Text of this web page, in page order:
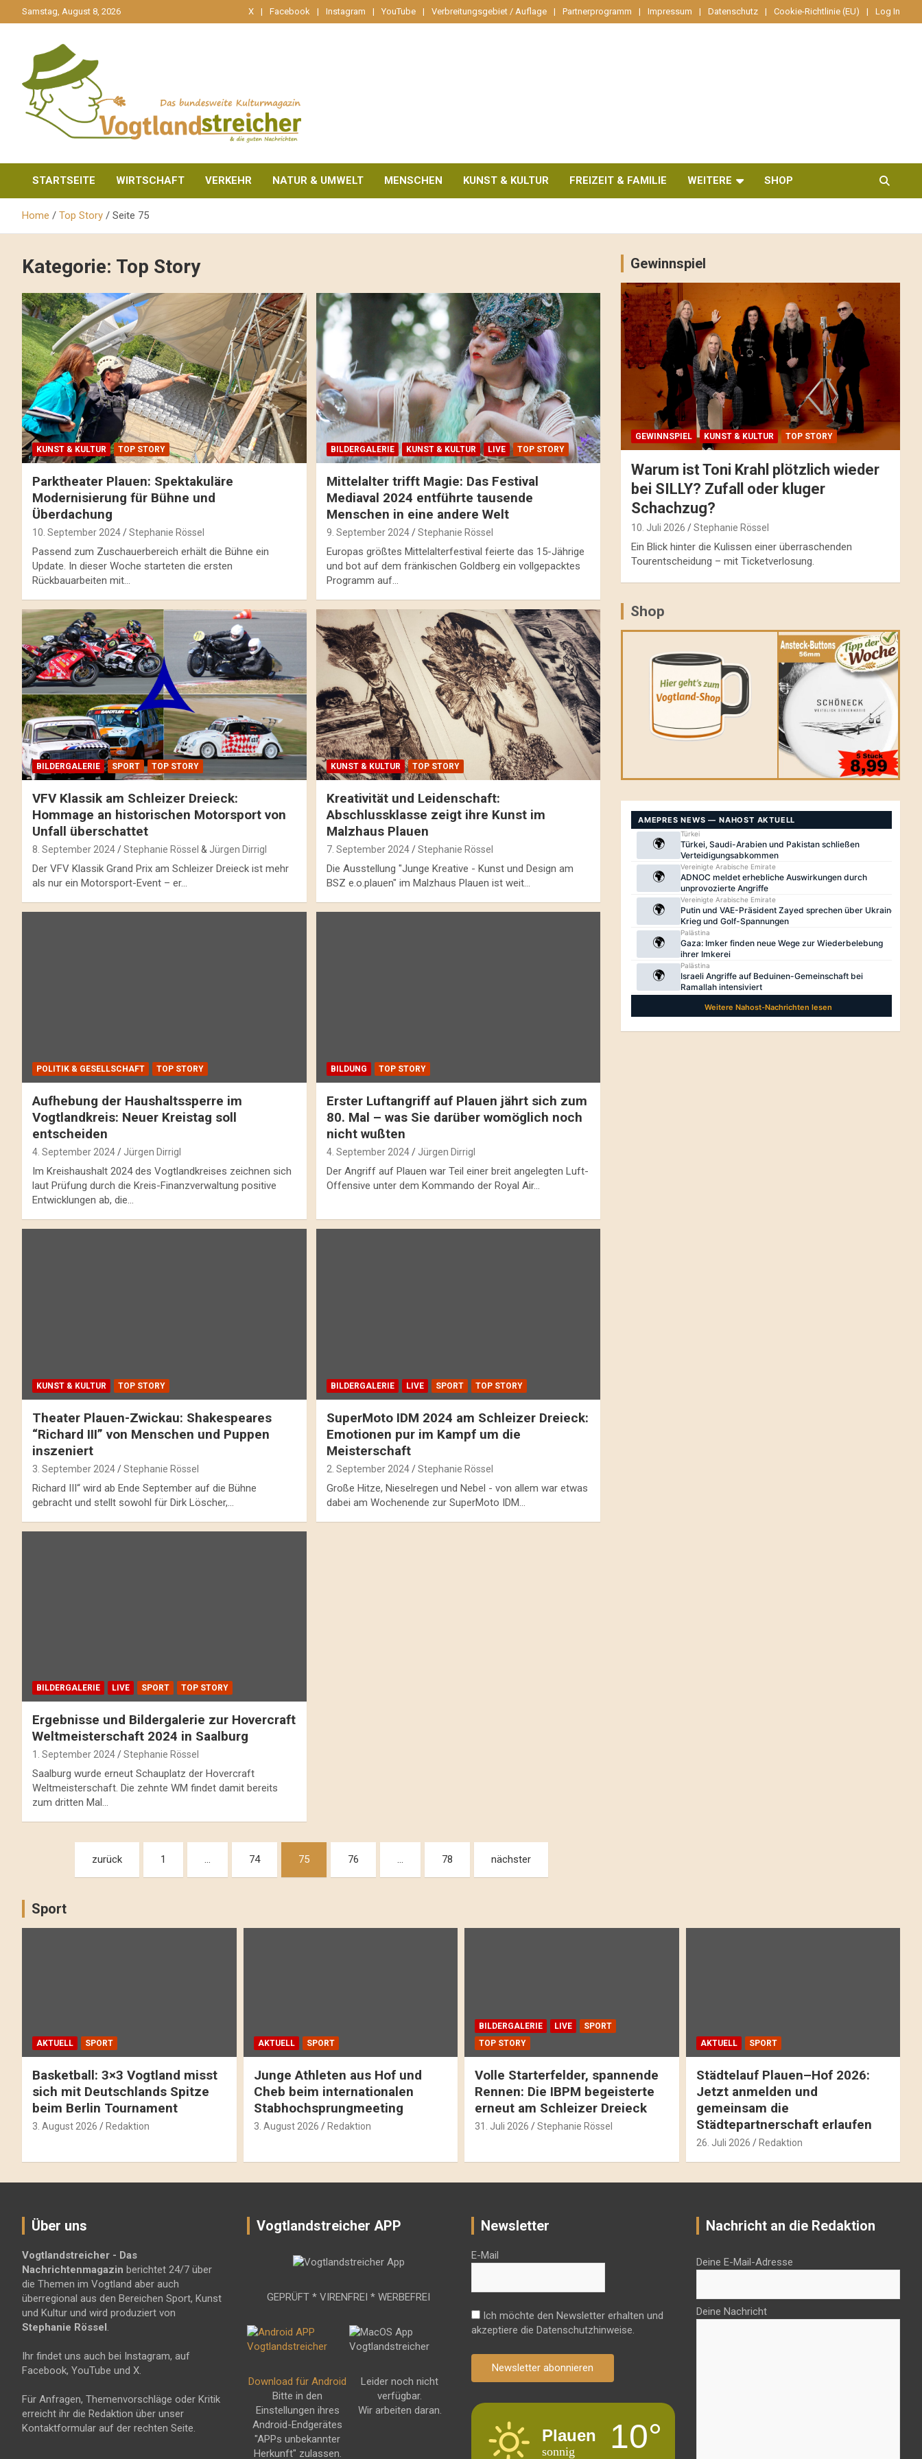
zum
Samstag, August 8, 2026 X Facebook Instagram YouTube Verbreitungsgebiet / Auflage Partnerprogramm Impressum Datenschutz Cookie-Richtlinie (EU) Log In
Vogtlandstreicher
STARTSEITE WIRTSCHAFT VERKEHR NATUR & UMWELT MENSCHEN KUNST & KULTUR FREIZEIT & FAMILIE WEITERE SHOP
Home Top Story Seite 75
Kategorie: Top Story
KUNST & KULTUR TOP STORY
Parktheater Plauen: Spektakuläre
Modernisierung für Bühne und
Überdachung
10. September 2024 Stephanie Rössel
Passend zum Zuschauerbereich erhält die Bühne ein
Update. In dieser Woche starteten die ersten
Rückbauarbeiten mit…
BILDERGALERIE KUNST & KULTUR LIVE TOP STORY
Mittelalter trifft Magie: Das Festival
Mediaval 2024 entführte tausende
Menschen in eine andere Welt
9. September 2024 Stephanie Rössel
Europas größtes Mittelalterfestival feierte das 15-Jährige
und bot auf dem fränkischen Goldberg ein vollgepacktes
Programm auf…
BILDERGALERIE SPORT TOP STORY
VFV Klassik am Schleizer Dreieck:
Hommage an historischen Motorsport von
Unfall überschattet
8. September 2024 Stephanie Rössel & Jürgen Dirrigl
Der VFV Klassik Grand Prix am Schleizer Dreieck ist mehr
als nur ein Motorsport-Event – er…
KUNST & KULTUR TOP STORY
Kreativität und Leidenschaft:
Abschlussklasse zeigt ihre Kunst im
Malzhaus Plauen
7. September 2024 Stephanie Rössel
Die Ausstellung "Junge Kreative - Kunst und Design am
BSZ e.o.plauen" im Malzhaus Plauen ist weit…
POLITIK & GESELLSCHAFT TOP STORY
Aufhebung der Haushaltssperre im
Vogtlandkreis: Neuer Kreistag soll
entscheiden
4. September 2024 Jürgen Dirrigl
Im Kreishaushalt 2024 des Vogtlandkreises zeichnen sich
laut Prüfung durch die Kreis-Finanzverwaltung positive
Entwicklungen ab, die…
BILDUNG TOP STORY
Erster Luftangriff auf Plauen jährt sich zum
80. Mal – was Sie darüber womöglich noch
nicht wußten
4. September 2024 Jürgen Dirrigl
Der Angriff auf Plauen war Teil einer breit angelegten Luft-
Offensive unter dem Kommando der Royal Air…
KUNST & KULTUR TOP STORY
Theater Plauen-Zwickau: Shakespeares
“Richard III” von Menschen und Puppen
inszeniert
3. September 2024 Stephanie Rössel
Richard III“ wird ab Ende September auf die Bühne
gebracht und stellt sowohl für Dirk Löscher,…
BILDERGALERIE LIVE SPORT TOP STORY
SuperMoto IDM 2024 am Schleizer Dreieck:
Emotionen pur im Kampf um die
Meisterschaft
2. September 2024 Stephanie Rössel
Große Hitze, Nieselregen und Nebel - von allem war etwas
dabei am Wochenende zur SuperMoto IDM…
BILDERGALERIE LIVE SPORT TOP STORY
Ergebnisse und Bildergalerie zur Hovercraft
Weltmeisterschaft 2024 in Saalburg
1. September 2024 Stephanie Rössel
Saalburg wurde erneut Schauplatz der Hovercraft
Weltmeisterschaft. Die zehnte WM findet damit bereits
zum dritten Mal…
Beitragsnavigation
zurück 1 … 74 75 76 … 78 nächster
Gewinnspiel
GEWINNSPIEL KUNST & KULTUR TOP STORY
Warum ist Toni Krahl plötzlich wieder
bei SILLY? Zufall oder kluger
Schachzug?
10. Juli 2026 Stephanie Rössel
Ein Blick hinter die Kulissen einer überraschenden
Tourentscheidung – mit Ticketverlosung.
Shop
Sport
AKTUELL SPORT
Basketball: 3×3 Vogtland misst
sich mit Deutschlands Spitze
beim Berlin Tournament
3. August 2026 Redaktion
AKTUELL SPORT
Junge Athleten aus Hof und
Cheb beim internationalen
Stabhochsprungmeeting
3. August 2026 Redaktion
BILDERGALERIE LIVE
SPORT
TOP STORY
Volle Starterfelder, spannende
Rennen: Die IBPM begeisterte
erneut am Schleizer Dreieck
31. Juli 2026 Stephanie Rössel
AKTUELL SPORT
Städtelauf Plauen–Hof 2026:
Jetzt anmelden und
gemeinsam die
Städtepartnerschaft erlaufen
26. Juli 2026 Redaktion
Über uns
Vogtlandstreicher - Das
Nachrichtenmagazin berichtet 24/7 über
die Themen im Vogtland aber auch
überregional aus den Bereichen Sport, Kunst
und Kultur und wird produziert von
Stephanie Rössel.
Ihr findet uns auch bei Instagram, auf
Facebook, YouTube und X.
Für Anfragen, Themenvorschläge oder Kritik
erreicht ihr die Redaktion über unser
Kontaktformular auf der rechten Seite.
Vogtlandstreicher APP
GEPRÜFT * VIRENFREI * WERBEFREI
Download für Android
Bitte in den
Einstellungen ihres
Android-Endgerätes
"APPs unbekannter
Herkunft" zulassen.
Leider noch nicht
verfügbar.
Wir arbeiten daran.
Newsletter
E-Mail
Ich möchte den Newsletter erhalten und
akzeptiere die Datenschutzhinweise.
Newsletter abonnieren
Plauen
sonnig 10°
Nachricht an die Redaktion
Deine E-Mail-Adresse
Deine Nachricht